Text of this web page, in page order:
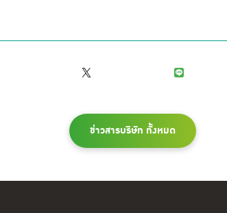
ข่าวสารบริษัท ทั้งหมด